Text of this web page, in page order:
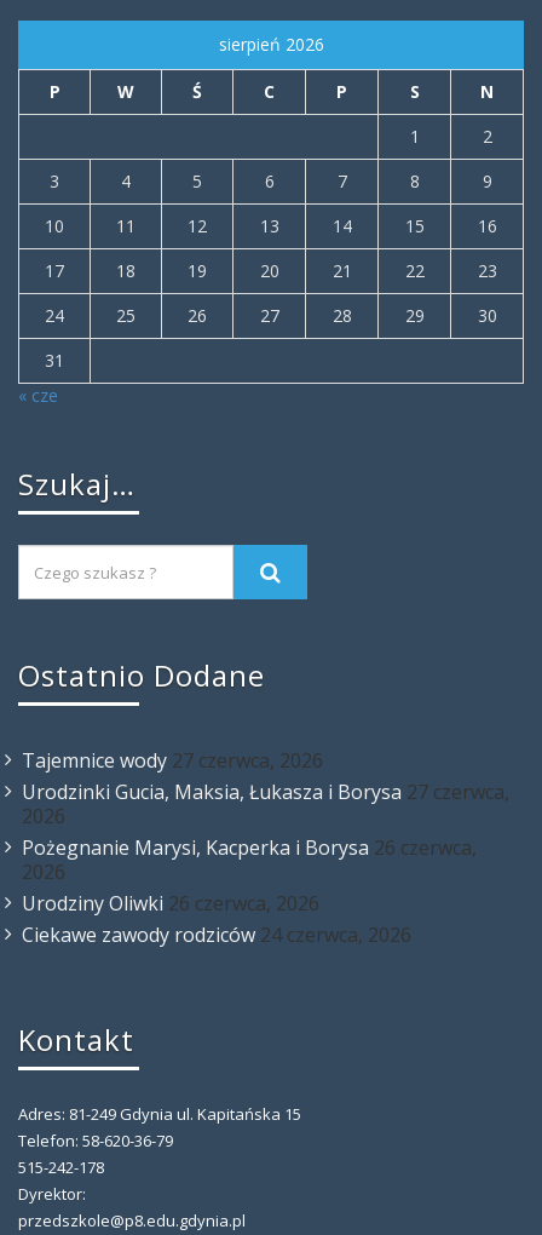
sierpień 2026
P W Ś C P S
N
1
2
3
4 5 6 7 8
9
10
11 12 13 14 15
16
17
18 19 20 21 22
23
24
25 26 27 28 29
30
31
« cze
Szukaj…
Ostatnio Dodane
Tajemnice wody 27 czerwca, 2026
Urodzinki Gucia, Maksia, Łukasza i Borysa 27 czerwca,
2026
Pożegnanie Marysi, Kacperka i Borysa 26 czerwca,
2026
Urodziny Oliwki 26 czerwca, 2026
Ciekawe zawody rodziców 24 czerwca, 2026
Kontakt
Adres: 81-249 Gdynia ul. Kapitańska 15
Telefon: 58-620-36-79
515-242-178
Dyrektor:
przedszkole@p8.edu.gdynia.pl